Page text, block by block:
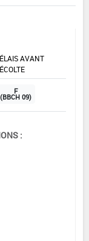
AVANT
F
(BBCH 09)
: